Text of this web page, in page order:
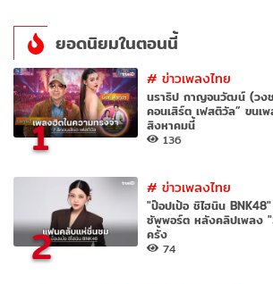
ยอดนิยมในตอนนี้
1
#ข่าวเพลงไทย
นราธิป กาญจนวัฒน์ (วง
คอนเสิร์ต เฟสติวัล” ขนเ
สิงหาคมนี้
136
2
#ข่าวเพลงไทย
"ป๊อปเป้อ ชิไฮนิน
ซัพพอร์ต หลังคลิปเพลง
ครั้ง
74